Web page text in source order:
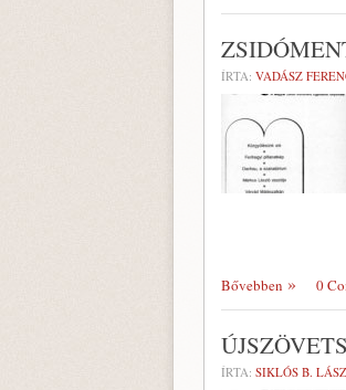
ÍRTA: VADÁSZ
Bővebben 0
ÍRTA: SIKLÓS B.